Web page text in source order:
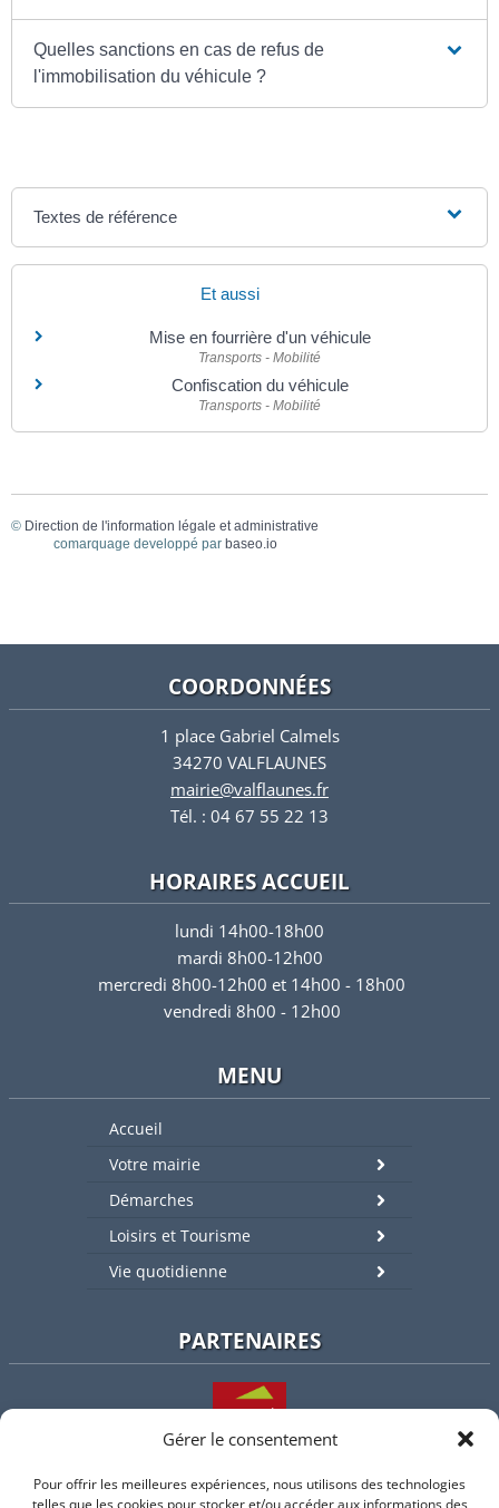
Gérer le consentement
Pour offrir les meilleures expériences, nous utilisons des technologies
telles que les cookies pour stocker et/ou accéder aux informations des
Quelles sanctions en cas de refus de
l'immobilisation du véhicule ?
Textes de référence
Et aussi
Mise en fourrière d'un véhicule
Transports - Mobilité
Confiscation du véhicule
Transports - Mobilité
© Direction de l'information légale et administrative
comarquage developpé par baseo.io
COORDONNÉES
1 place Gabriel Calmels
34270 VALFLAUNES
mairie@valflaunes.fr
Tél. : 04 67 55 22 13
HORAIRES ACCUEIL
lundi 14h00-18h00
mardi 8h00-12h00
mercredi 8h00-12h00 et 14h00 - 18h00
vendredi 8h00 - 12h00
MENU
Accueil
Votre mairie
Démarches
Loisirs et Tourisme
Vie quotidienne
PARTENAIRES
L'intercommunalité